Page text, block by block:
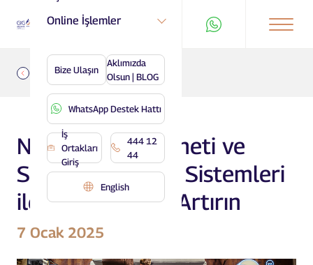
Online İşlemler
Bize Ulaşın
Aklımızda
Olsun | BLOG
WhatsApp Destek Hattı
İş
Ortakları
Giriş
444 12
44
English
Geri
Nesnelerin İnterneti ve
Sigorta: Akıllı Ev Sistemleri
ile Güvenliğinizi Artırın
7 Ocak 2025